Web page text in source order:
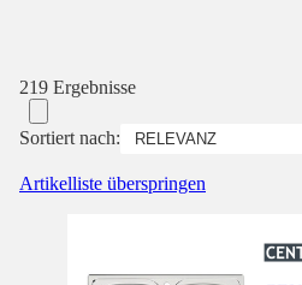
219 Ergebnisse
Sortiert nach:
Artikelliste überspringen